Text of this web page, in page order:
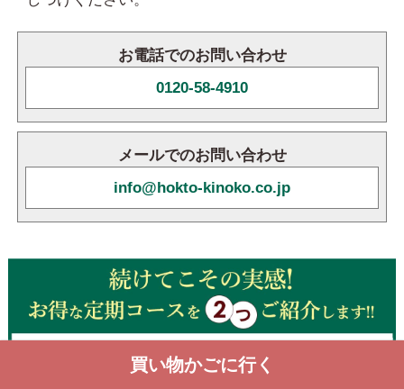
お電話でのお問い合わせ
0120-58-4910
メールでのお問い合わせ
info@hokto-kinoko.co.jp
買い物かごに行く